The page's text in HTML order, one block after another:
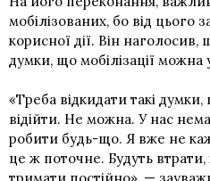
мобілізованих, бо від цього
корисної дії. Він наголосив,
думки, що мобілізації можна
«Треба відкидати такі
відійти. Не можна. У нас
робити будь-що. Я вже не
це ж поточне. Будуть втрати,